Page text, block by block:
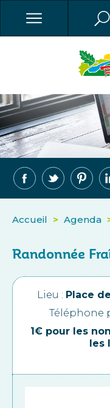
Accueil > Agenda
Randonnée
Lieu : Place
Téléphone
1€ pour les
les